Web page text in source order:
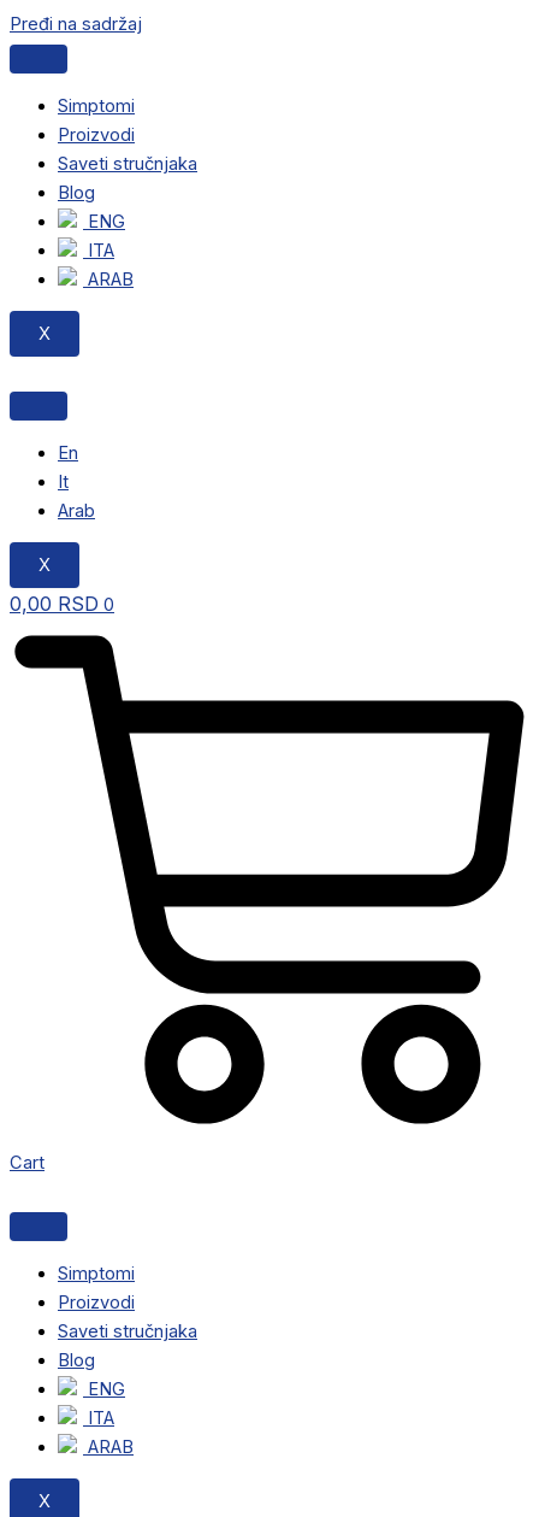
Pređi na sadržaj
Simptomi
Proizvodi
Saveti stručnjaka
Blog
ENG
ITA
ARAB
X
En
It
Arab
X
0,00 RSD 0
Cart
Simptomi
Proizvodi
Saveti stručnjaka
Blog
ENG
ITA
ARAB
X